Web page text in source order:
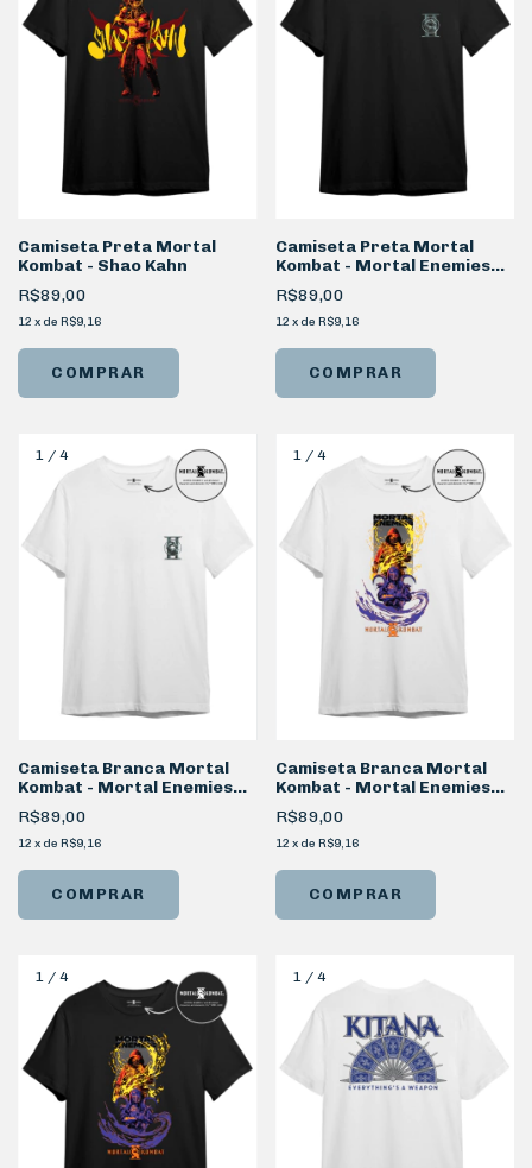
Camiseta Preta Mortal
Kombat - Shao Kahn
R$89,00
12 x de R$9,16
COMPRAR
Camiseta Preta Mortal
Kombat - Mortal Enemies
Costas
R$89,00
12 x de R$9,16
COMPRAR
1 / 4
Camiseta Branca Mortal
Kombat - Mortal Enemies
Costas
R$89,00
12 x de R$9,16
COMPRAR
1/ 4
Camiseta Branca Mortal
Kombat - Mortal Enemies
Frente
R$89,00
12 x de R$9,16
COMPRAR
1 / 4 1/ 4